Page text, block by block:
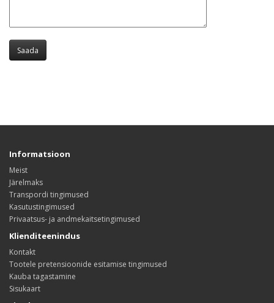
Informatsioon
Meist
Järelmaks
Transpordi tingimused
Kasutustingimused
Privaatsus- ja andmekaitsetingimused
Klienditeenindus
Kontakt
Tootele pretensioonide esitamise tingimused
Kauba tagastamine
Sisukaart